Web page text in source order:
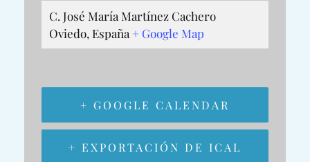
C. José María Martínez Cachero
Oviedo, España + Google Map
+ GOOGLE CALENDAR
+ EXPORTACIÓN DE ICAL